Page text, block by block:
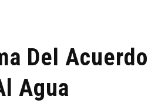
Del Acuerdo
Agua